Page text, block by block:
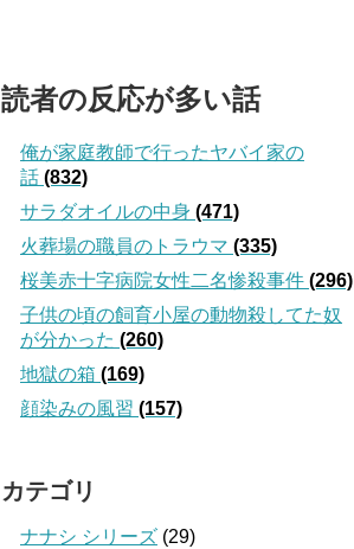
読者の反応が多い話
俺が家庭教師で行ったヤバイ家の
話 (832)
サラダオイルの中身 (471)
火葬場の職員のトラウマ (335)
桜美赤十字病院女性二名惨殺事件 (296)
子供の頃の飼育小屋の動物殺してた奴
が分かった (260)
地獄の箱 (169)
顔染みの風習 (157)
カテゴリ
ナナシ シリーズ (29)